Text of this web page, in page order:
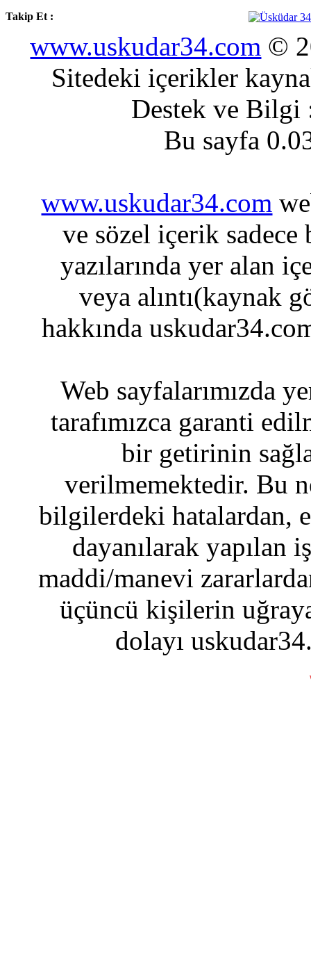
Takip Et :
www.uskudar34.com ©
Sitedeki içerikler
Destek ve
Bu sayfa
www.uskudar34.com
ve sözel içerik sadece
yazılarında yer alan
veya alıntı(kaynak
hakkında
Web sayfalarımızda
tarafımızca garanti
bir getirinin
verilmemektedir. Bu
bilgilerdeki hatalardan,
dayanılarak yapılan
maddi/manevi
üçüncü kişilerin
dolayı